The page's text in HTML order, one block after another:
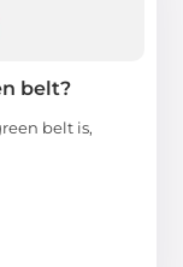
belt?
belt is,